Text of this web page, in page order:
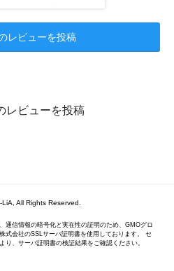
レビューを投稿
レビューを投稿
All Rights Reserved.
通信情報の暗号化と実在性の証明のため、GMOグロ
式会社のSSLサーバ証明書を使用しております。 セ
り、サーバ証明書の検証結果をご確認ください。